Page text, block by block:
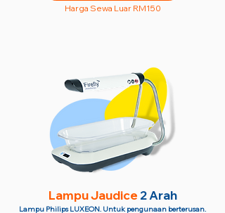
Harga Sewa Luar RM150
Lampu Jaudice 2 Arah
Lampu Philips LUXEON. Untuk pengunaan berterusan.